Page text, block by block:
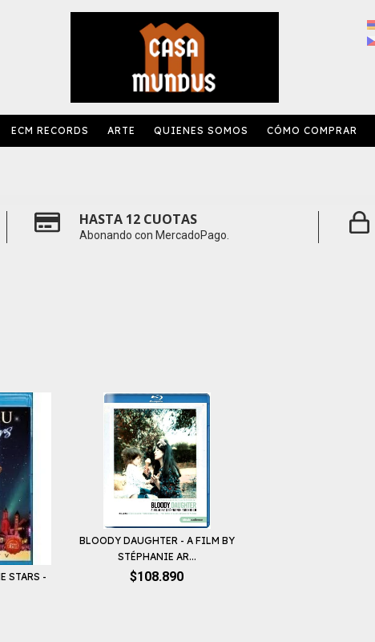
ECM RECORDS ARTE QUIENES SOMOS CÓMO COMPRAR
HASTA 12 CUOTAS
Abonando con MercadoPago.
STARS -
BLOODY DAUGHTER - A FILM BY
STÉPHANIE AR...
$108.890